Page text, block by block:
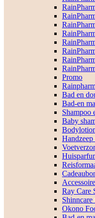
Promo
Bad en
Bad-en
Shampoo
Baby
Ray Care
Okono